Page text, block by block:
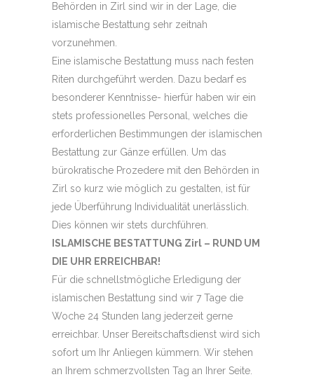
Behörden in Zirl sind wir in der Lage, die
islamische Bestattung sehr zeitnah
vorzunehmen.
Eine islamische Bestattung muss nach festen
Riten durchgeführt werden. Dazu bedarf es
besonderer Kenntnisse- hierfür haben wir ein
stets professionelles Personal, welches die
erforderlichen Bestimmungen der islamischen
Bestattung zur Gänze erfüllen. Um das
bürokratische Prozedere mit den Behörden in
Zirl so kurz wie möglich zu gestalten, ist für
jede Überführung Individualität unerlässlich.
Dies können wir stets durchführen.
ISLAMISCHE BESTATTUNG Zirl – RUND UM
DIE UHR ERREICHBAR!
Für die schnellstmögliche Erledigung der
islamischen Bestattung sind wir 7 Tage die
Woche 24 Stunden lang jederzeit gerne
erreichbar. Unser Bereitschaftsdienst wird sich
sofort um Ihr Anliegen kümmern. Wir stehen
an Ihrem schmerzvollsten Tag an Ihrer Seite.